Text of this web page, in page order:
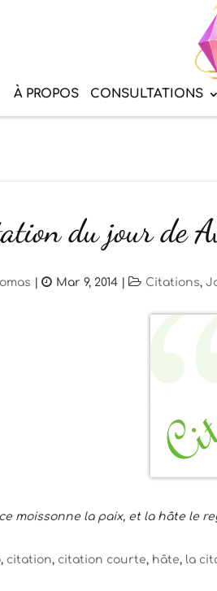
À PROPOS CONSULTATIONS
du jour de
Mar 9, 2014 Citations,
moissonne la paix, et la hâte le
, citation, citation courte, hâte, la